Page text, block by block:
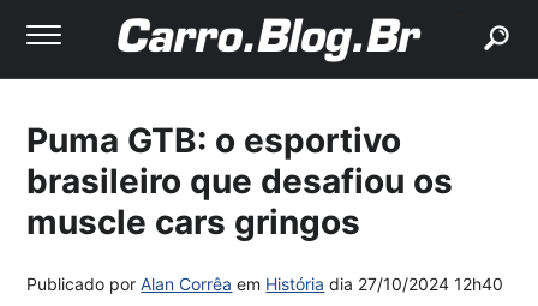
Puma GTB: o esportivo
brasileiro que desafiou os
muscle cars gringos
Publicado porAlan Corrêa em História dia 27/10/2024 12h40